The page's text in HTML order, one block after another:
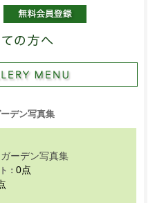
デン写真集
ーデン写真集
： 0点